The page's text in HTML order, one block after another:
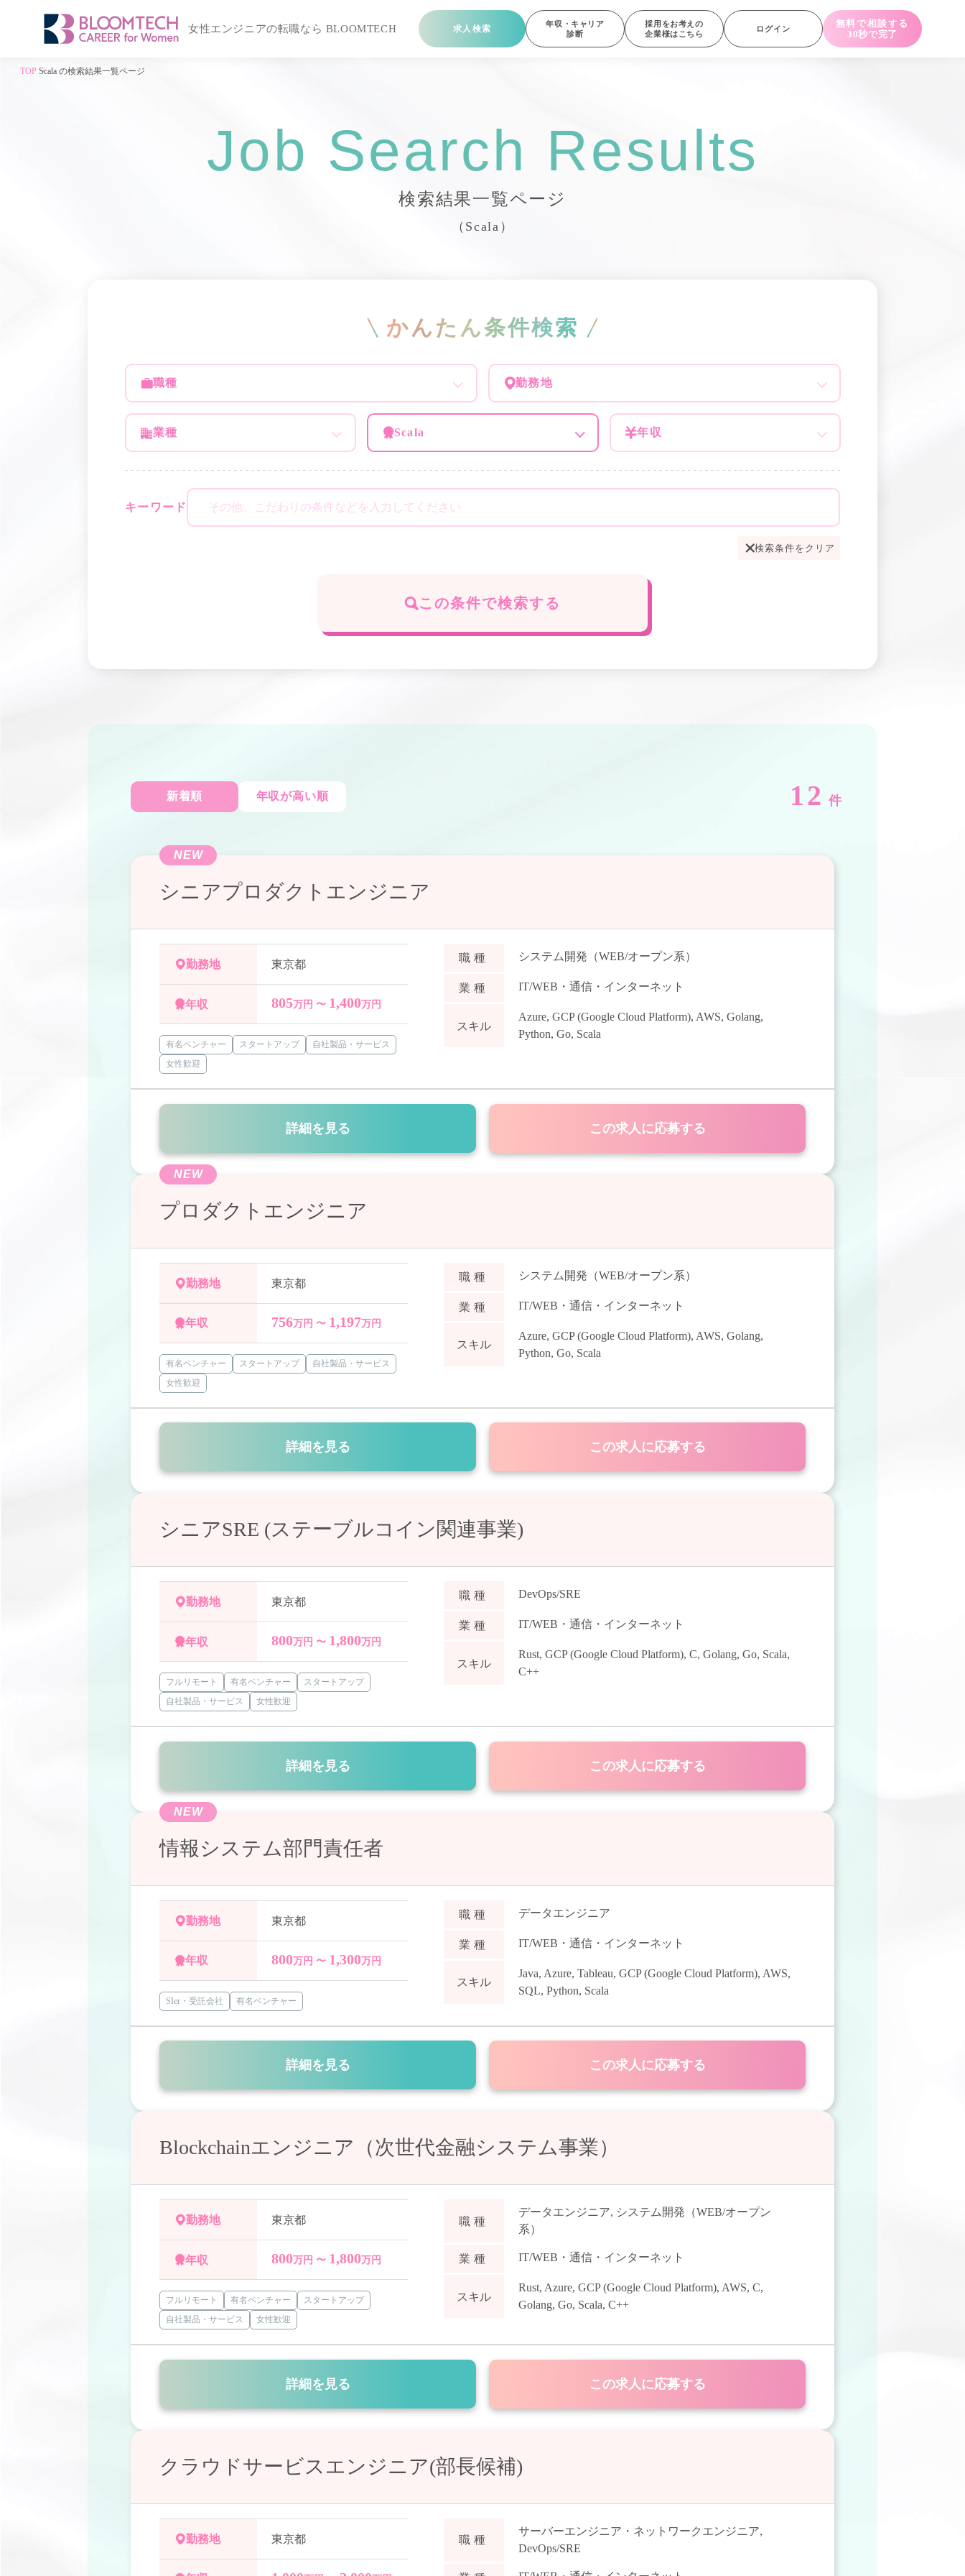
女性エンジニアの転職なら BLOOMTECH 求人検索
年収・キャリア
診断
採用をお考えの
企業様はこちら
ログイン
無料で相談する
30秒で完了
TOP Scala の検索結果一覧ページ
Job Search Results
検索結果一覧ページ
（Scala）
かんたん条件検索
職種 勤務地
業種 Scala 年収
キーワード
検索条件をクリア
この条件で検索する
12 件
新着順 年収が高い順
NEW
シニアプロダクトエンジニア
勤務地 東京都
年収 805万円 〜 1,400万円
有名ベンチャー スタートアップ
自社製品・サービス
女性歓迎
職種 システム開発（WEB/オープン系）
業種 IT/WEB・通信・インターネット
スキル
Azure, GCP (Google Cloud Platform), AWS, Golang,
Python, Go, Scala
詳細を見る この求人に応募する
NEW
プロダクトエンジニア
勤務地 東京都
年収 756万円 〜 1,197万円
有名ベンチャー スタートアップ
自社製品・サービス
女性歓迎
職種 システム開発（WEB/オープン系）
業種 IT/WEB・通信・インターネット
スキル
Azure, GCP (Google Cloud Platform), AWS, Golang,
Python, Go, Scala
詳細を見る この求人に応募する
シニアSRE (ステーブルコイン関連事業)
勤務地 東京都
年収 800万円 〜 1,800万円
フルリモート 有名ベンチャー
スタートアップ
自社製品・サービス
女性歓迎
職種 DevOps/SRE
業種 IT/WEB・通信・インターネット
スキル
Rust, GCP (Google Cloud Platform), C, Golang, Go, Scala,
C++
詳細を見る この求人に応募する
NEW
情報システム部門責任者
勤務地 東京都
年収 800万円 〜 1,300万円
SIer・受託会社 有名ベンチャー
職種 データエンジニア
業種 IT/WEB・通信・インターネット
スキル
Java, Azure, Tableau, GCP (Google Cloud Platform), AWS,
SQL, Python, Scala
詳細を見る この求人に応募する
Blockchainエンジニア（次世代金融システム事業）
勤務地 東京都
年収 800万円 〜 1,800万円
フルリモート 有名ベンチャー
スタートアップ
自社製品・サービス
女性歓迎
職種
データエンジニア, システム開発（WEB/オープン
系）
業種 IT/WEB・通信・インターネット
スキル
Rust, Azure, GCP (Google Cloud Platform), AWS, C,
Golang, Go, Scala, C++
詳細を見る この求人に応募する
クラウドサービスエンジニア(部長候補)
勤務地 東京都 職種
サーバーエンジニア・ネットワークエンジニア,
DevOps/SRE